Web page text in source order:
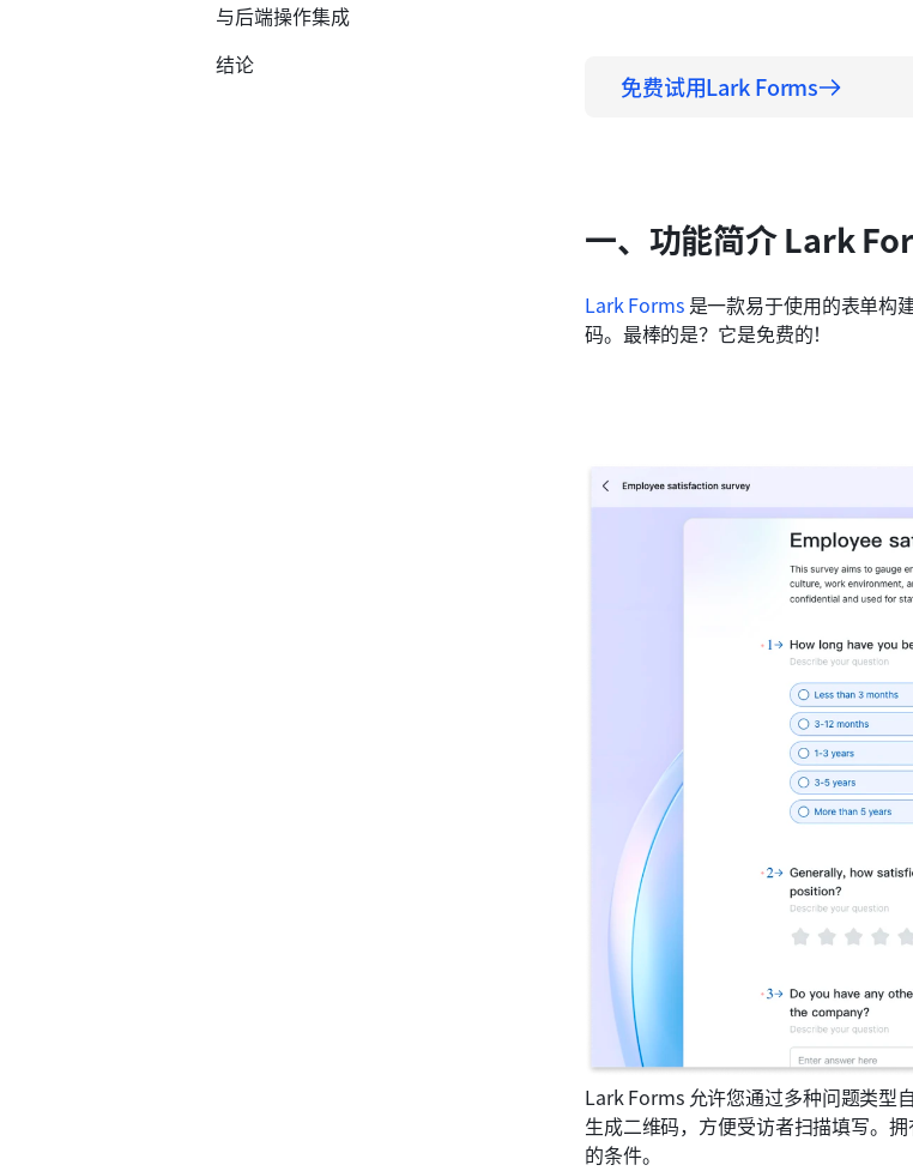
免费试用Lark Forms
一、功能简介 Lark
Lark Forms 是一款易于使用的表单构
码。最棒的是？它是免费的！
Lark Forms 允许您通过多种问题类型
生成二维码，方便受访者扫描填写。
的条件。
与后端操作集成
结论